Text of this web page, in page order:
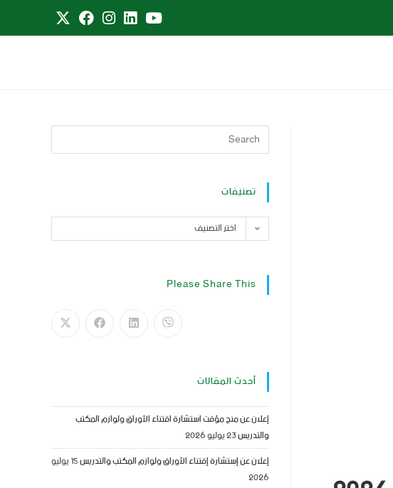
تصنيفات
اختر التصنيف
Please Share This
أحدث المقالات
إعلان عن منح مؤقت استشارة اقتناء الأوراق ولوازم المكتب
والتدريس23 يوليو 2026
إعلان عن إستشارة إقتناء الأوراق ولوازم المكتب والتدريس 15 يوليو
2026